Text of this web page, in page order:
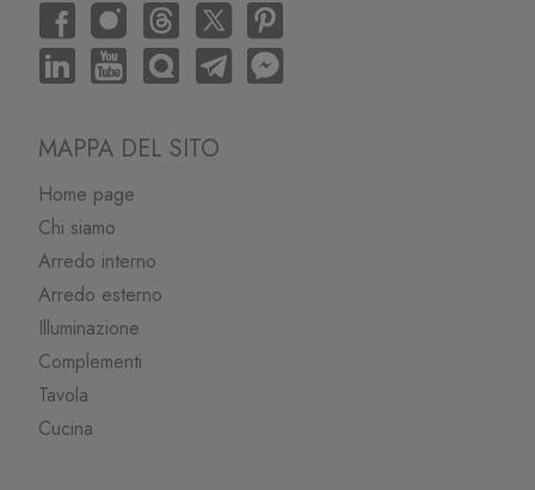
MAPPA DEL SITO
Home page
Chi siamo
Arredo interno
Arredo esterno
Illuminazione
Complementi
Tavola
Cucina